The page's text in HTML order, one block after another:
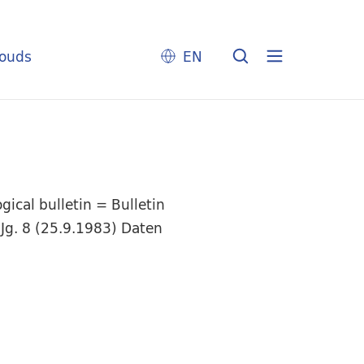
EN
bulletin = Bulletin
8 (25.9.1983) Daten